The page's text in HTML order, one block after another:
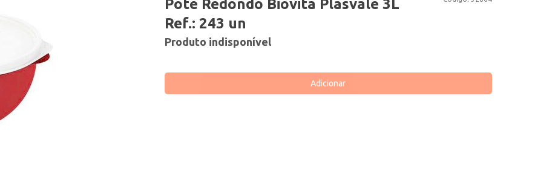
Pote Redondo Biovita Plasvale 3L
Ref.: 243 un
Produto indisponível
Adicionar